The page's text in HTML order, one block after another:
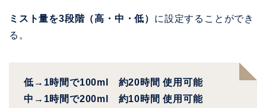
ミスト量を3段階（高・中・低） に設定することができ
る。
低→1時間で100ml 約20時間 使用可能
中→1時間で200ml 約10時間 使用可能